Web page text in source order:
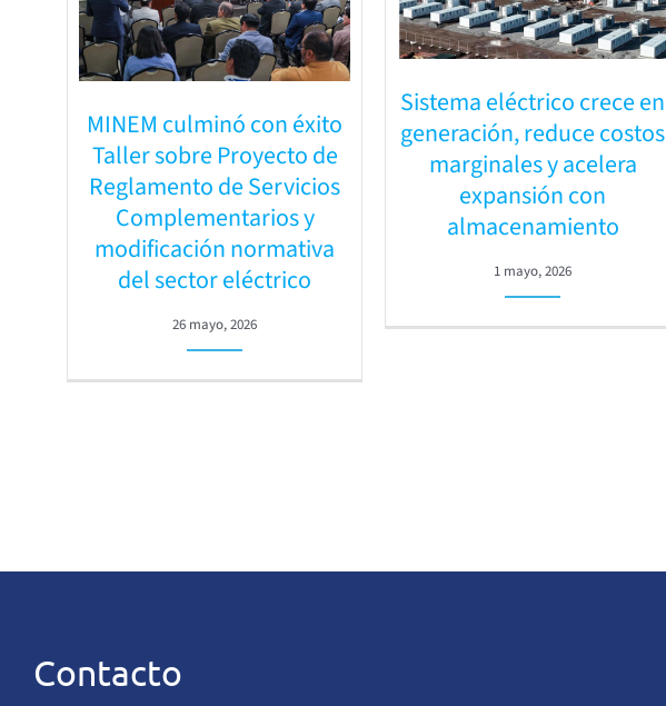
MINEM culminó con éxito
Taller sobre Proyecto de
Reglamento de Servicios
Complementarios y
modificación normativa
del sector eléctrico
26 mayo, 2026
Sistema eléctrico crece en
generación, reduce costos
marginales y acelera
expansión con
almacenamiento
1 mayo, 2026
Contacto